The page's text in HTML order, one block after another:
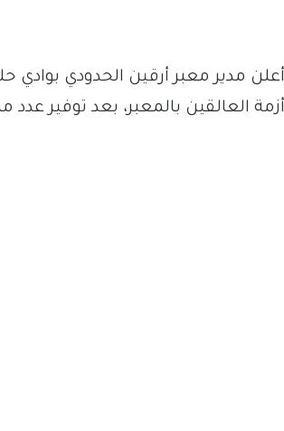
أعلن مدير معبر أرقين الحدودي بوادي
أزمة العالقين بالمعبر، بعد توفير